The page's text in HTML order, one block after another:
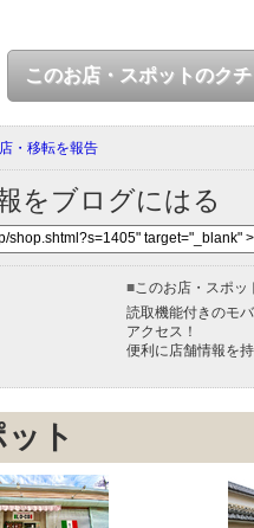
このお店・スポットのク
・移転を報告
をブログにはる
■ このお店・スポ
読取機能付きのモ
アクセス！
便利に店舗情報を
ト